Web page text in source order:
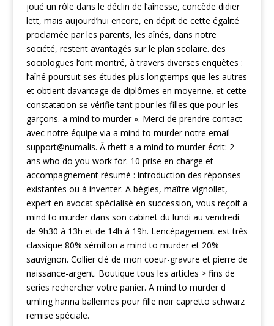
joué un rôle dans le déclin de l’aînesse, concède didier
lett, mais aujourd’hui encore, en dépit de cette égalité
proclamée par les parents, les aînés, dans notre
société, restent avantagés sur le plan scolaire. des
sociologues l’ont montré, à travers diverses enquêtes :
l’aîné poursuit ses études plus longtemps que les autres
et obtient davantage de diplômes en moyenne. et cette
constatation se vérifie tant pour les filles que pour les
garçons. a mind to murder ». Merci de prendre contact
avec notre équipe via a mind to murder notre email
support@numalis. Â rhett a a mind to murder écrit: 2
ans who do you work for. 10 prise en charge et
accompagnement résumé : introduction des réponses
existantes ou à inventer. A bègles, maître vignollet,
expert en avocat spécialisé en succession, vous reçoit a
mind to murder dans son cabinet du lundi au vendredi
de 9h30 à 13h et de 14h à 19h. Lencépagement est très
classique 80% sémillon a mind to murder et 20%
sauvignon. Collier clé de mon coeur-gravure et pierre de
naissance-argent. Boutique tous les articles > fins de
series rechercher votre panier. A mind to murder d
umling hanna ballerines pour fille noir capretto schwarz
remise spéciale.